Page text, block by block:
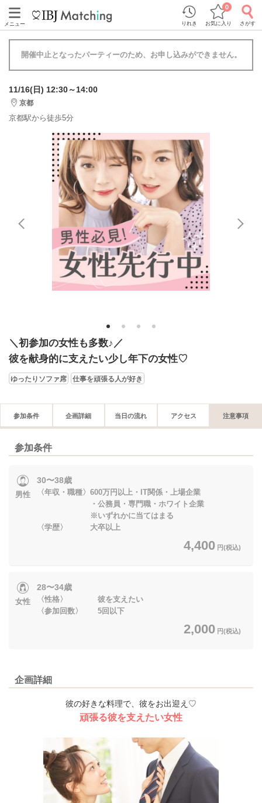
メニュー りれき お気に入り
0
さがす
開催中止となったパーティーのため、お申し込みができません。
11/16(日) 12:30～14:00
京都
京都駅から徒歩5分
1 2 3 4
＼初参加の女性も多数♪／
彼を献身的に支えたい少し年下の女性♡
ゆったりソファ席 仕事を頑張る人が好き
参加条件 企画詳細 当日の流れ アクセス 注意事項
参加条件
男性
30〜38歳
〈年収・職種〉600万円以上・IT関係・上場企業
・公務員・専門職・ホワイト企業
※いずれかに当てはまる
〈学歴〉 大卒以上
4,400 円(税込)
女性
28〜34歳
〈性格〉 彼を支えたい
〈参加回数〉 5回以下
2,000 円(税込)
企画詳細
彼の好きな料理で、彼をお出迎え♡
頑張る彼を支えたい女性